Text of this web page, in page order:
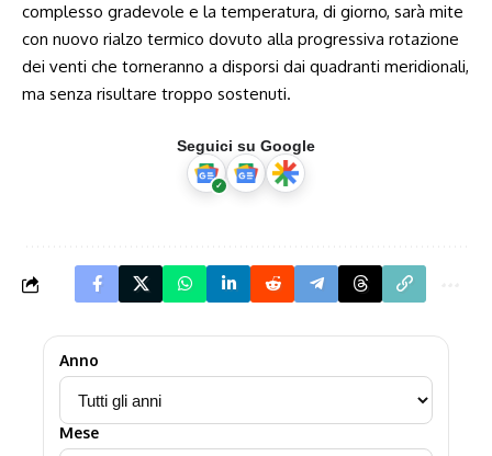
complesso gradevole e la temperatura, di giorno, sarà mite
con nuovo rialzo termico dovuto alla progressiva rotazione
dei venti che torneranno a disporsi dai quadranti meridionali,
ma senza risultare troppo sostenuti.
Seguici su Google
Anno
Mese